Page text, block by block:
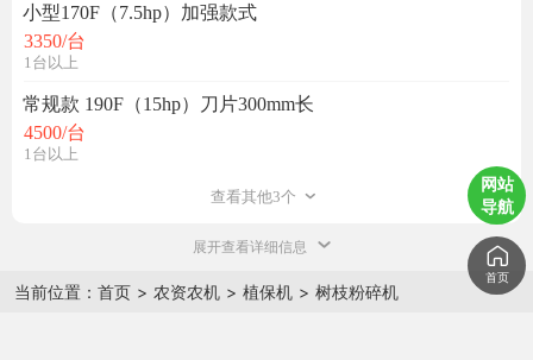
小型170F（7.5hp）加强款式
3350/台
1台以上
常规款 190F（15hp）刀片300mm长
4500/台
1台以上
查看其他3个
展开查看详细信息
当前位置： 首页 > 农资农机 > 植保机 > 树枝粉碎机
网站
导航
首页